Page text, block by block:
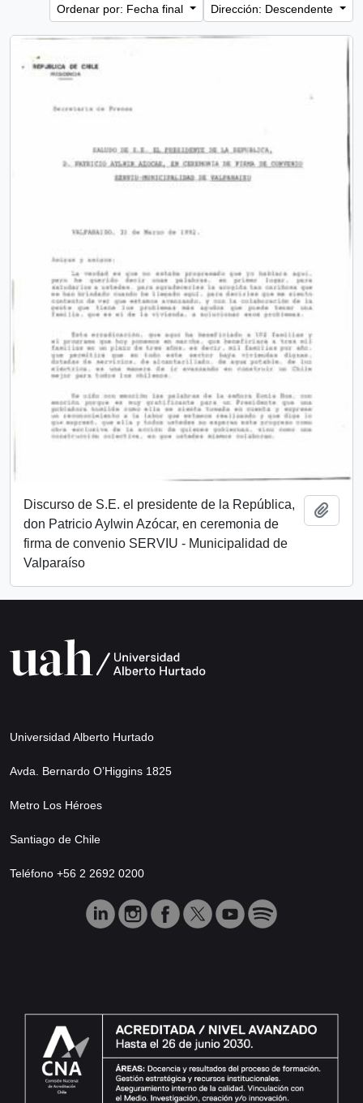
Ordenar por: Fecha final
Dirección: Descendente
Discurso de S.E. el presidente de la República,
don Patricio Aylwin Azócar, en ceremonia de
firma de convenio SERVIU - Municipalidad de
Valparaíso
Universidad Alberto Hurtado
Avda. Bernardo O’Higgins 1825
Metro Los Héroes
Santiago de Chile
Teléfono +56 2 2692 0200